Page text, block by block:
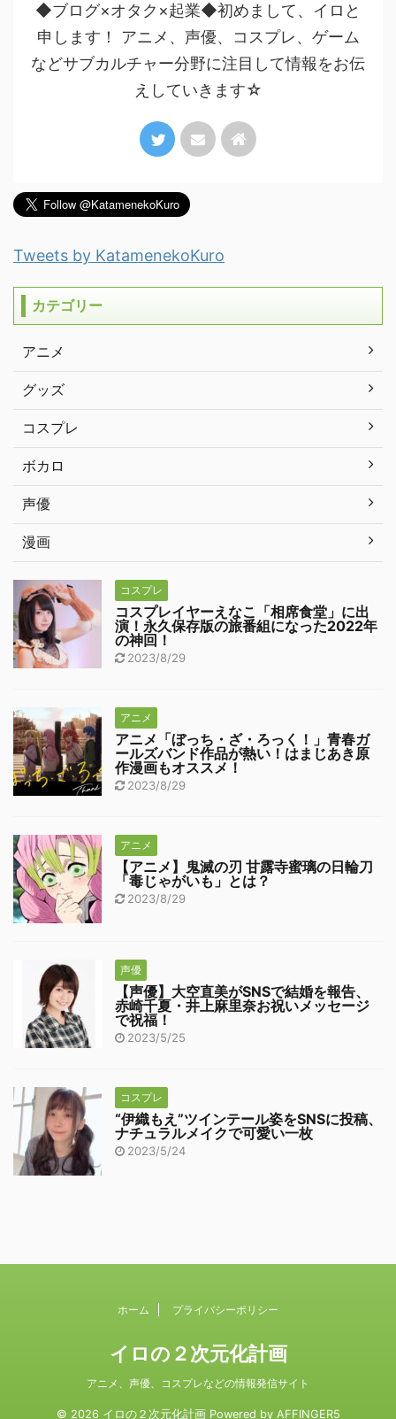
◆ブログ×オタク×起業◆初めまして、イロと
申します！ アニメ、声優、コスプレ、ゲーム
などサブカルチャー分野に注目して情報をお伝
えしていきます☆
Tweets by KatamenekoKuro
カテゴリー
アニメ
グッズ
コスプレ
ボカロ
声優
漫画
コスプレ
コスプレイヤーえなこ「相席食堂」に出
演！永久保存版の旅番組になった2022年
の神回！
2023/8/29
アニメ
アニメ「ぼっち・ざ・ろっく！」青春ガ
ールズバンド作品が熱い！はまじあき原
作漫画もオススメ！
2023/8/29
アニメ
【アニメ】鬼滅の刃 甘露寺蜜璃の日輪刀
「毒じゃがいも」とは？
2023/8/29
声優
【声優】大空直美がSNSで結婚を報告、
赤崎千夏・井上麻里奈お祝いメッセージ
で祝福！
2023/5/25
コスプレ
“伊織もえ”ツインテール姿をSNSに投稿、
ナチュラルメイクで可愛い一枚
2023/5/24
ホーム プライバシーポリシー
イロの２次元化計画
アニメ、声優、コスプレなどの情報発信サイト
© 2026 イロの２次元化計画 Powered by AFFINGER5